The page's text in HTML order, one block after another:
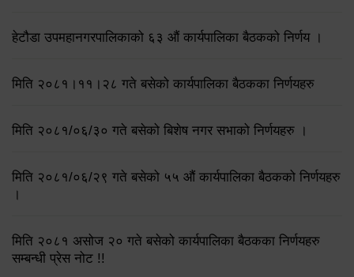
हेटौडा उपमहानगरपालिकाको ६३ औं कार्यपालिका बैठकको निर्णय ।
मिति २०८१।११।२८ गते बसेको कार्यपालिका बैठकका निर्णयहरु
मिति २०८१/०६/३० गते बसेको बिशेष नगर सभाको निर्णयहरु ।
मिति २०८१/०६/२९ गते बसेको ५५ औं कार्यपालिका बैठकको निर्णयहरु
।
मिति २०८१ असोज २० गते बसेको कार्यपालिका बैठकका निर्णयहरु
सम्बन्धी प्रेस नोट !!